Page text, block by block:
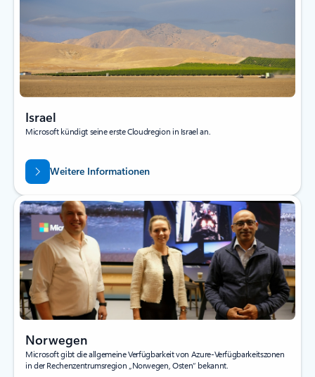
Israel
Microsoft kündigt seine erste Cloudregion in Israel an.
Weitere Informationen
Norwegen
Microsoft gibt die allgemeine Verfügbarkeit von Azure-Verfügbarkeitszonen
in der Rechenzentrumsregion „Norwegen, Osten“ bekannt.